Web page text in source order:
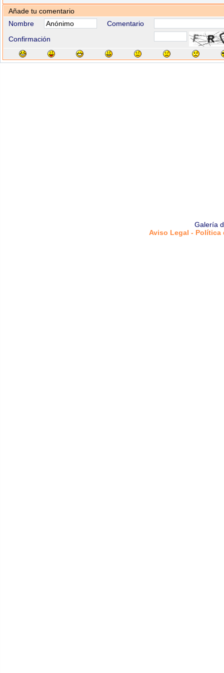
Añade tu comentario
Nombre
Comentario
Confirmación
Galería
Aviso Legal -